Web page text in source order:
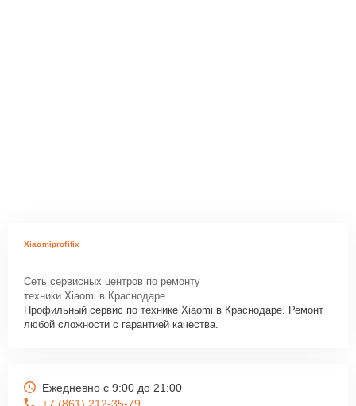
Xiaomiprofifix
Сеть сервисных центров по ремонту
техники Xiaomi в Краснодаре.
Профильный сервис по технике Xiaomi в Краснодаре. Ремонт
любой сложности с гарантией качества.
Ежедневно с 9:00 до 21:00
+7 (861) 212-35-79